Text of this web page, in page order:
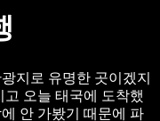
지로 유명한 곳이겠지
오늘 태국에 도착했
안 가봤기 때문에 파